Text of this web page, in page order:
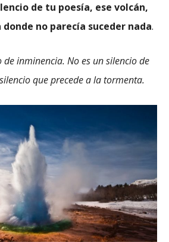
de tu poesía, ese volcán,
no parecía suceder nada.
de inminencia. No es un silencio de
que precede a la tormenta.